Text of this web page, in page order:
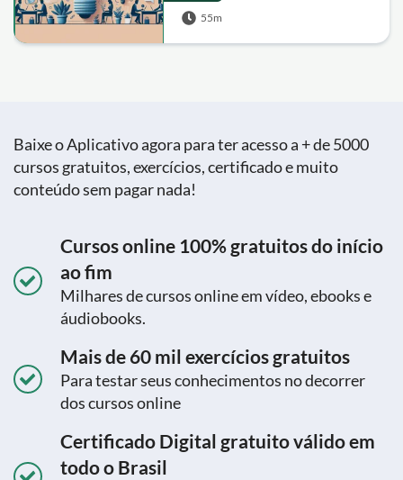
55m
Baixe o Aplicativo agora para ter acesso a + de 5000
cursos gratuitos, exercícios, certificado e muito
conteúdo sem pagar nada!
Cursos online 100% gratuitos do início
ao fim
Milhares de cursos online em vídeo, ebooks e
áudiobooks.
Mais de 60 mil exercícios gratuitos
Para testar seus conhecimentos no decorrer
dos cursos online
Certificado Digital gratuito válido em
todo o Brasil